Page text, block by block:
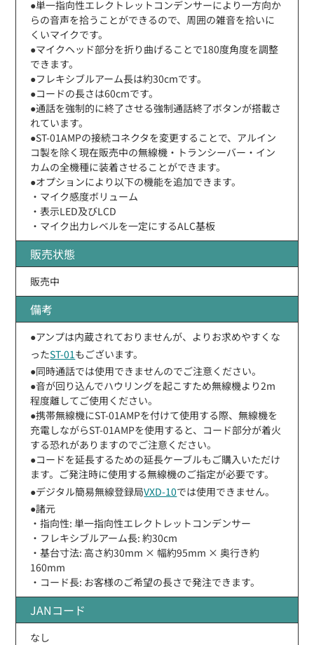
●単一指向性エレクトレットコンデンサーにより一方向か
らの音声を拾うことができるので、周囲の雑音を拾いに
くいマイクです。
●マイクヘッド部分を折り曲げることで180度角度を調整
できます。
●フレキシブルアーム長は約30cmです。
●コードの長さは60cmです。
●通話を強制的に終了させる強制通話終了ボタンが搭載さ
れています。
●ST-01AMPの接続コネクタを変更することで、アルイン
コ製を除く現在販売中の無線機・トランシーバー・イン
カムの全機種に装着させることができます。
●オプションにより以下の機能を追加できます。
・マイク感度ボリューム
・表示LED及びLCD
・マイク出力レベルを一定にするALC基板
販売状態
販売中
備考
●アンプは内蔵されておりませんが、よりお求めやすくな
ったST-01 もございます。
●同時通話では使用できませんのでご注意ください。
●音が回り込んでハウリングを起こすため無線機より2m
程度離してご使用ください。
●携帯無線機にST-01AMPを付けて使用する際、無線機を
充電しながらST-01AMPを使用すると、コード部分が着火
する恐れがありますのでご注意ください。
●コードを延長するための延長ケーブルもご購入いただけ
ます。ご発注時に使用する無線機のご指定が必要です。
●デジタル簡易無線登録局VXD-10では使用できません。
●諸元
・指向性: 単一指向性エレクトレットコンデンサー
・フレキシブルアーム長: 約30cm
・基台寸法: 高さ約30mm × 幅約95mm × 奥行き約
160mm
・コード長: お客様のご希望の長さで発注できます。
JANコード
なし